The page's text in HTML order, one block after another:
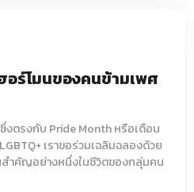
อร์โมนของคนข้ามเพศ
งตรงกับ Pride Month หรือเดือน
เราขอร่วมเฉลิมฉลองด้วย
สำคัญอย่างหนึ่งในชีวิตของกลุ่มคน